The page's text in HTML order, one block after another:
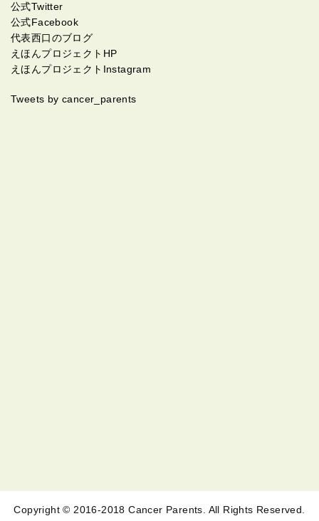
公式Twitter
公式Facebook
代表西口のブログ
えほんプロジェクトHP
えほんプロジェクトInstagram
Tweets by cancer_parents
Copyright © 2016-2018 Cancer Parents. All Rights Reserved.